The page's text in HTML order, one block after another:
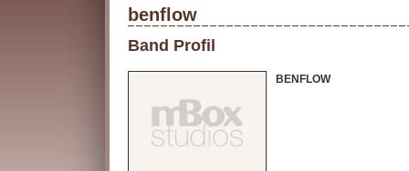
benflow
Band Profil
BENFLOW